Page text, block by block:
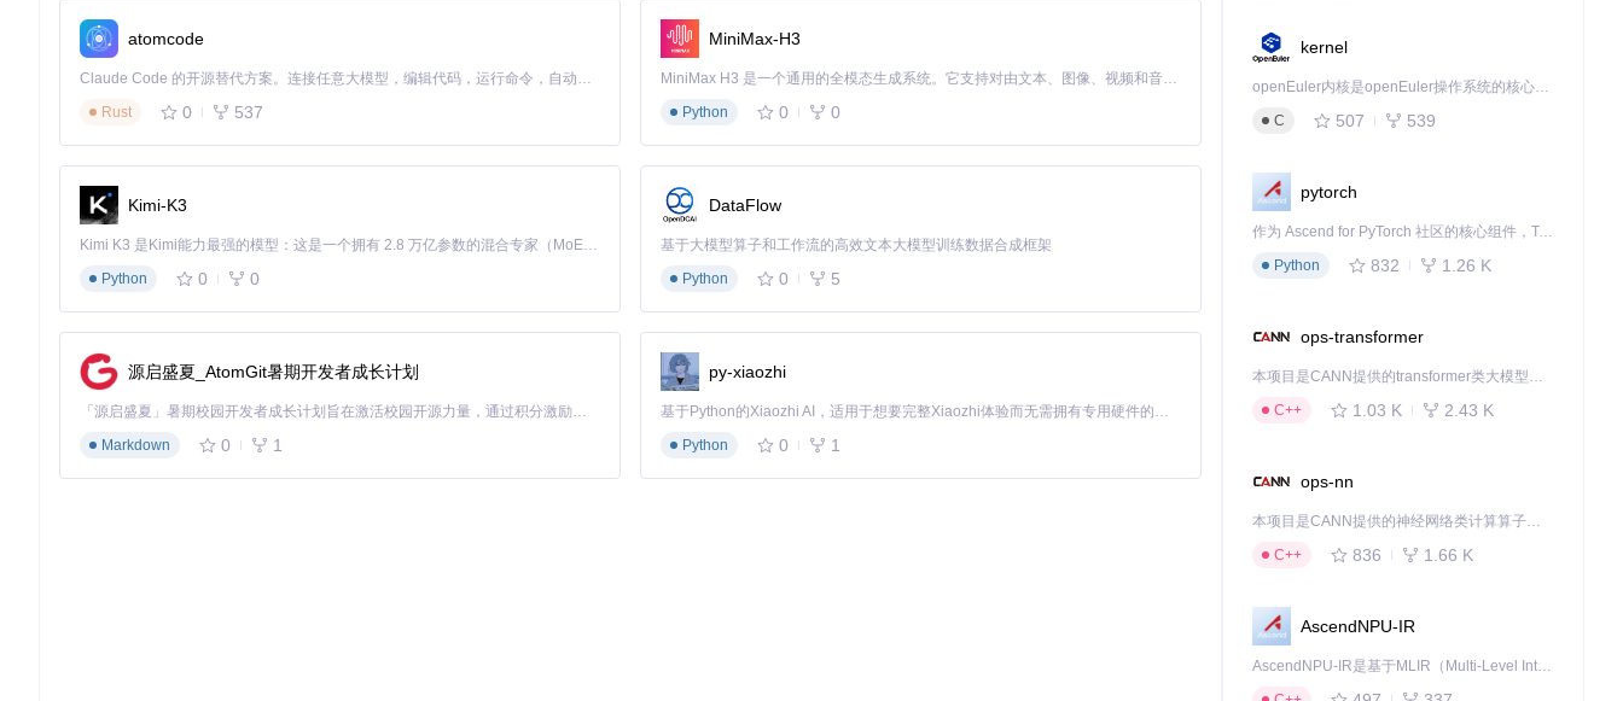
# 克隆项目仓库
git clone
将原版Windows ISO复制至项目根目录，建议命名格式：[系统版本]-[架构].iso（如win10-ltsc-x64.iso）
验证核心依赖组件：
# 检查PowerShell版本（需5.1+）
$PSVersionTable
# 验证7-Zip是否已添加至PATH
确保系统已启用.NET Framework 3.5（通过"程序和功能"启用Windows功能）
风险提示 ：
❗ 避免使用中文或特殊字符命名ISO文件，可能导致脚本解析错误
❗ 确保网络环境可访问微软更新服务器（download.windowsupdate.com:443）
atomcode
Claude Code 的开源替代方案。连接任意大模型，编辑代码，运行命令，自动验证 — 全自动执行。用 Rust 构建，极致性能。 ｜ An open-source alternative to Claude Code. Connect any LLM, edit code, run commands, and verify changes — autonomously. Built in Rust for speed. Get Started
Rust
0 537
MiniMax-H3
MiniMax H3 是一个通用的全模态生成系统。它支持对由文本、图像、视频和音频组成的多模态上下文进行统一理解，并能生成分辨率高达 2K、时长可达 15 秒的带原生立体声音频的视频。得益于面向任务泛化的系统设计，H3 在预训练阶段就已具备广泛的多模态上下文理解与生成能力，能够出色地执行复杂的多模态指令。
Python
0 0
Kimi-K3
Kimi K3 是Kimi能力最强的模型：这是一个拥有 2.8 万亿参数的混合专家（MoE）模型，具备原生视觉理解能力，并支持 100 万 token 的上下文窗口。
Python
0 0
DataFlow
基于大模型算子和工作流的高效文本大模型训练数据合成框架
Python
0 5
源启盛夏_AtomGit暑期开发者成长计划
「源启盛夏」暑期校园开发者成长计划旨在激活校园开源力量，通过积分激励、认证扶持、资源倾斜等形式，引导高校组织和开发者完成「入驻 — 建项目 — 做贡献 — 获认证 — 得资源」的完整闭环。无论你是想带领社团入驻平台的组织者，还是希望用代码贡献证明自己的开发者，都能在这里找到属于你的成长路径。
Markdown
0 1
py-xiaozhi
基于Python的Xiaozhi AI，适用于想要完整Xiaozhi体验而无需拥有专用硬件的用户。
Python
0 1
kernel
openEuler内核是openEuler操作系统的核心，既是系统性能与稳定性的基石，也是连接处理器、设备与服务的桥梁。
C
507 539
pytorch
作为 Ascend for PyTorch 社区的核心组件，TorchNPU 是昇腾专为 PyTorch 打造的深度学习适配插件，使 PyTorch 框架能够直接调用昇腾 NPU，为开发者提供昇腾 AI 处理器的超强算力。
Python
832 1.26 K
ops-transformer
本项目是CANN提供的transformer类大模型算子库，实现网络在NPU上加速计算。
C++
1.03 K 2.43 K
ops-nn
本项目是CANN提供的神经网络类计算算子库，实现网络在NPU上加速计算。
C++
836 1.66 K
AscendNPU-IR
AscendNPU-IR是基于MLIR（Multi-Level Intermediate Representation）构建的，面向昇腾亲和算子编译时使用的中间表示，提供昇腾完备表达能力，通过编译优化提升昇腾AI处理器计算效率，支持通过生态框架使能昇腾AI处理器与深度调优